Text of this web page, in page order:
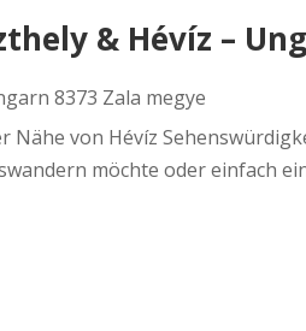
& Hévíz –
8373 Zala megye
Nähe von Hévíz
möchte oder einfach